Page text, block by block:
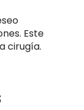
Este
cirugía.